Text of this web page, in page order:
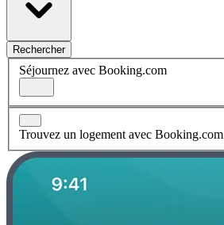
Rechercher
Séjournez avec Booking.com
Trouvez un logement avec Booking.com